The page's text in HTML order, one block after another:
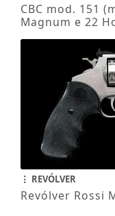
CBC mod. 151
Magnum e 22
REVÓLVER
Revólver Rossi